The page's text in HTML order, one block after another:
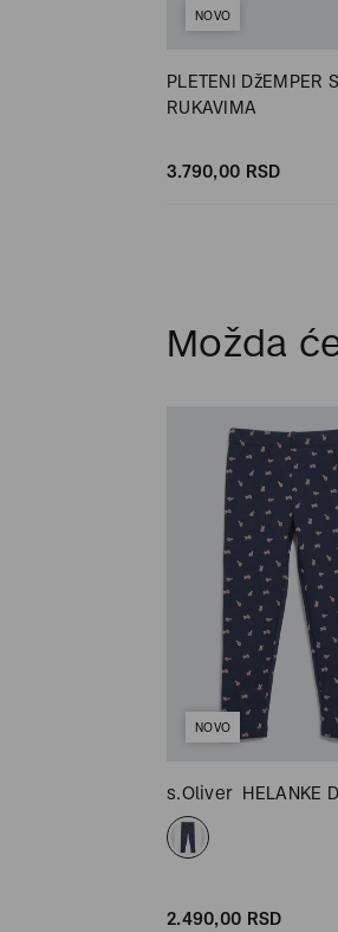
NOVO
PLETENI DžEMPER
RUKAVIMA
3.790,00 RSD
Možda
NOVO
s.Oliver HELANKE
2.490,00 RSD